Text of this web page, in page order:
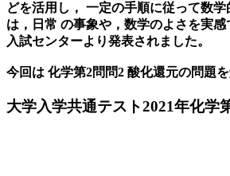
どを活用し， 一定の手順に従って数
は，日常 の事象や，数学のよさを実
入試センターより発表されました。
今回は 化学第2問問2 酸化還元の問題
大学入学共通テスト2021年化